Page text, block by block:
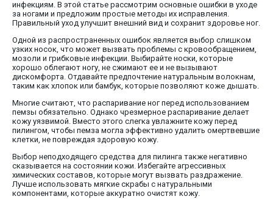
инфекциям. В этой статье рассмотрим основные ошибки в уходе
за ногами и предложим простые методы их исправления.
Правильный уход улучшит внешний вид и сохранит здоровье ног.
Одной из распространенных ошибок является выбор слишком
узких носок, что может вызвать проблемы с кровообращением,
мозоли и грибковые инфекции. Выбирайте носки, которые
хорошо облегают ногу, не сжимают ее и не вызывают
дискомфорта. Отдавайте предпочтение натуральным волокнам,
таким как хлопок или бамбук, которые позволяют коже дышать.
Многие считают, что распаривание ног перед использованием
пемзы обязательно. Однако чрезмерное распаривание делает
кожу уязвимой. Вместо этого слегка увлажните кожу перед
пилингом, чтобы пемза могла эффективно удалить омертвевшие
клетки, не повреждая здоровую кожу.
Выбор неподходящего средства для пилинга также негативно
сказывается на состоянии кожи. Избегайте агрессивных
химических составов, которые могут вызвать раздражение.
Лучше использовать мягкие скрабы с натуральными
компонентами, которые аккуратно очистят кожу.